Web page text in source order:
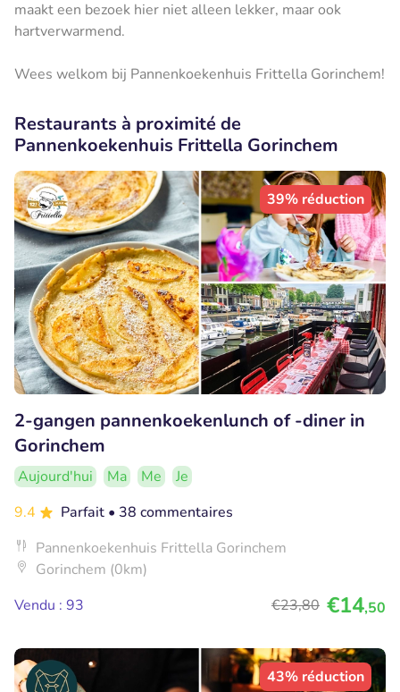
maakt een bezoek hier niet alleen lekker, maar ook
hartverwarmend.
Wees welkom bij Pannenkoekenhuis Frittella Gorinchem!
Restaurants à proximité de
Pannenkoekenhuis Frittella Gorinchem
39% réduction
2-gangen pannenkoekenlunch of -diner in
Gorinchem
Aujourd'hui Ma Me
Je
9.4
Parfait • 38 commentaires
Pannenkoekenhuis Frittella Gorinchem
Gorinchem (0km)
Vendu : 93
€23,80 €14,50
43% réduction